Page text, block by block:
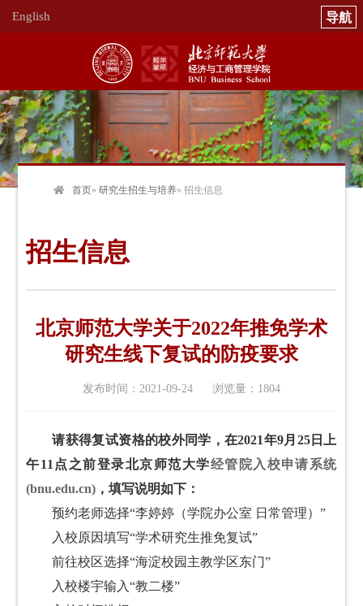
English
首页»研究生招生与培养» 招生信息
招生信息
北京师范大学关于2022年推免学术
研究生线下复试的防疫要求
发布时间：2021-09-24 浏览量： 1804
请获得复试资格的校外同学，在2021年9月25日上
午11点之前登录北京师范大学经管院入校申请系统
(bnu.edu.cn) ，填写说明如下：
预约老师选择“李婷婷（学院办公室 日常管理）”
入校原因填写“学术研究生推免复试”
前往校区选择“海淀校园主教学区东门”
入校楼宇输入“教二楼”